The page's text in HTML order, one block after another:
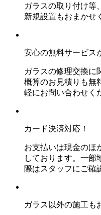
ガラスの取り付け等
新規設置もおまかせ
安心の無料サービス
ガラスの修理交換に
概算のお見積りも無
軽にお問い合わせく
カード決済対応！
お支払いは現金のほ
しております。一部
際はスタッフにご確
ガラス以外の施工も